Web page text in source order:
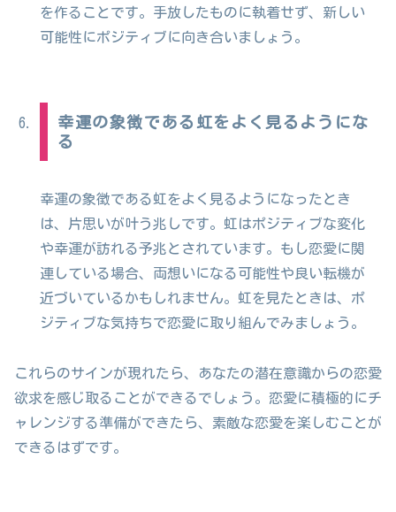
を作ることです。手放したものに執着せず、新しい
可能性にポジティブに向き合いましょう。
幸運の象徴である虹をよく見るようにな
る
幸運の象徴である虹をよく見るようになったとき
は、片思いが叶う兆しです。虹はポジティブな変化
や幸運が訪れる予兆とされています。もし恋愛に関
連している場合、両想いになる可能性や良い転機が
近づいているかもしれません。虹を見たときは、ポ
ジティブな気持ちで恋愛に取り組んでみましょう。
これらのサインが現れたら、あなたの潜在意識からの恋愛
欲求を感じ取ることができるでしょう。恋愛に積極的にチ
ャレンジする準備ができたら、素敵な恋愛を楽しむことが
できるはずです。